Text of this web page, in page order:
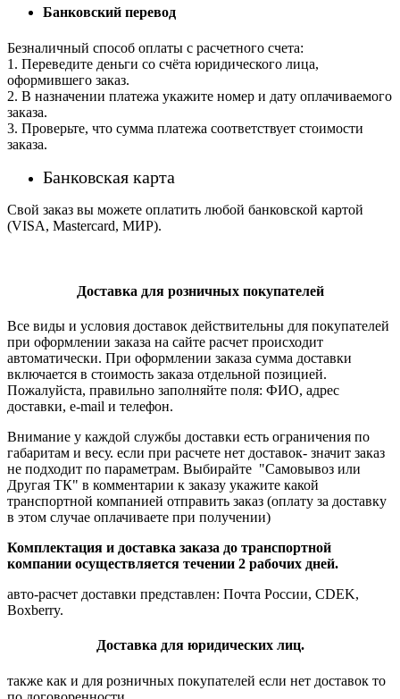
Банковский перевод
Безналичный способ оплаты с расчетного счета:
1. Переведите деньги со счёта юридического лица,
оформившего заказ.
2. В назначении платежа укажите номер и дату оплачиваемого
заказа.
3. Проверьте, что сумма платежа соответствует стоимости
заказа.
Банковская карта
Свой заказ вы можете оплатить любой банковской картой
(VISA, Mastercard, МИР).
Доставка для розничных покупателей
Все виды и условия доставок действительны для покупателей
при оформлении заказа на сайте расчет происходит
автоматически. При оформлении заказа сумма доставки
включается в стоимость заказа отдельной позицией.
Пожалуйста, правильно заполняйте поля: ФИО, адрес
доставки, e-mail и телефон.
Внимание у каждой службы доставки есть ограничения по
габаритам и весу. если при расчете нет доставок- значит заказ
не подходит по параметрам. Выбирайте "Самовывоз или
Другая ТК" в комментарии к заказу укажите какой
транспортной компанией отправить заказ (оплату за доставку
в этом случае оплачиваете при получении)
Комплектация и доставка заказа до транспортной
компании осуществляется течении 2 рабочих дней.
авто-расчет доставки представлен: Почта России, CDEK,
Boxberry.
Доставка для юридических лиц.
также как и для розничных покупателей если нет доставок то